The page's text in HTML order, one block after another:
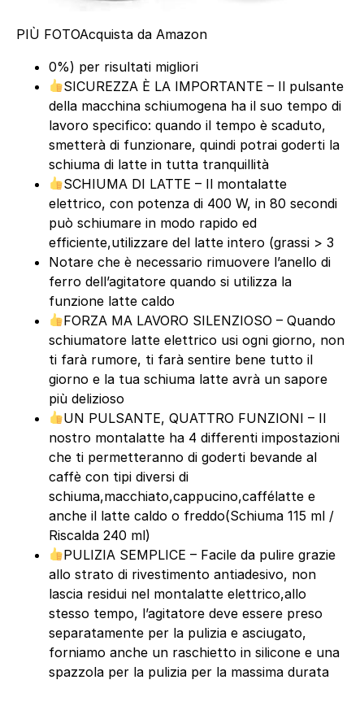
PIÙ FOTOAcquista da Amazon
0%) per risultati migliori
SICUREZZA È LA IMPORTANTE – Il pulsante
della macchina schiumogena ha il suo tempo di
lavoro specifico: quando il tempo è scaduto,
smetterà di funzionare, quindi potrai goderti la
schiuma di latte in tutta tranquillità
SCHIUMA DI LATTE – Il montalatte
elettrico, con potenza di 400 W, in 80 secondi
può schiumare in modo rapido ed
efficiente,utilizzare del latte intero (grassi > 3
Notare che è necessario rimuovere l’anello di
ferro dell’agitatore quando si utilizza la
funzione latte caldo
FORZA MA LAVORO SILENZIOSO – Quando
schiumatore latte elettrico usi ogni giorno, non
ti farà rumore, ti farà sentire bene tutto il
giorno e la tua schiuma latte avrà un sapore
più delizioso
UN PULSANTE, QUATTRO FUNZIONI – Il
nostro montalatte ha 4 differenti impostazioni
che ti permetteranno di goderti bevande al
caffè con tipi diversi di
schiuma,macchiato,cappucino,caffélatte e
anche il latte caldo o freddo(Schiuma 115 ml /
Riscalda 240 ml)
PULIZIA SEMPLICE – Facile da pulire grazie
allo strato di rivestimento antiadesivo, non
lascia residui nel montalatte elettrico,allo
stesso tempo, l’agitatore deve essere preso
separatamente per la pulizia e asciugato,
forniamo anche un raschietto in silicone e una
spazzola per la pulizia per la massima durata